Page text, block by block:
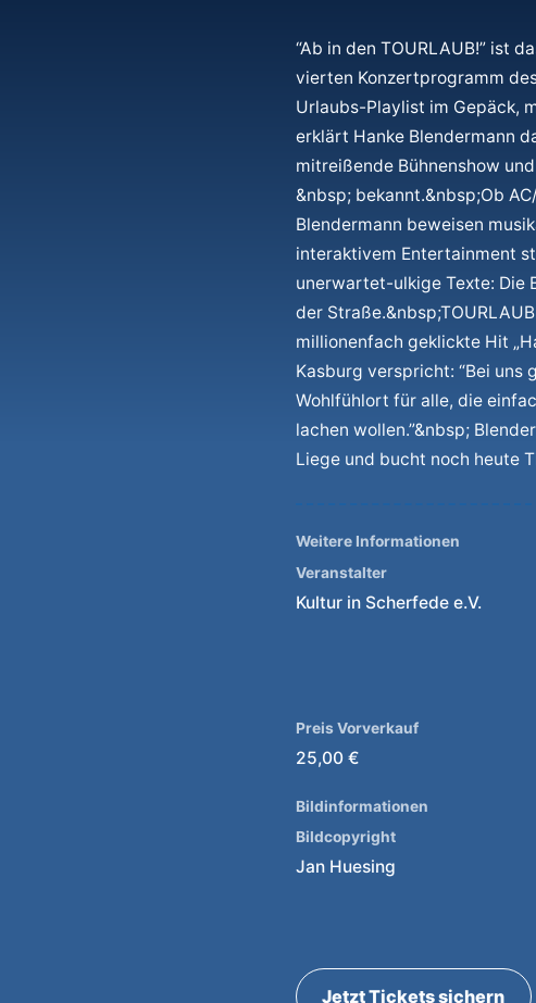
“Ab in den TOURLAUB!” ist
vierten Konzertprogramm
Urlaubs-Playlist im Gepäck,
erklärt Hanke Blendermann
mitreißende Bühnenshow
&nbsp; bekannt.&nbsp;Ob
Blendermann beweisen
interaktivem Entertainment
unerwartet-ulkige Texte: Die
der
millionenfach geklickte Hit
Kasburg verspricht: “Bei uns
Wohlfühlort für alle, die
lachen wollen.”&nbsp;
Liege und bucht noch heute
Weitere Informationen
Veranstalter
Kultur in Scherfede e.V.
Preis Vorverkauf
25,00 €
Bildinformationen
Bildcopyright
Jan Huesing
Jetzt Tickets sichern